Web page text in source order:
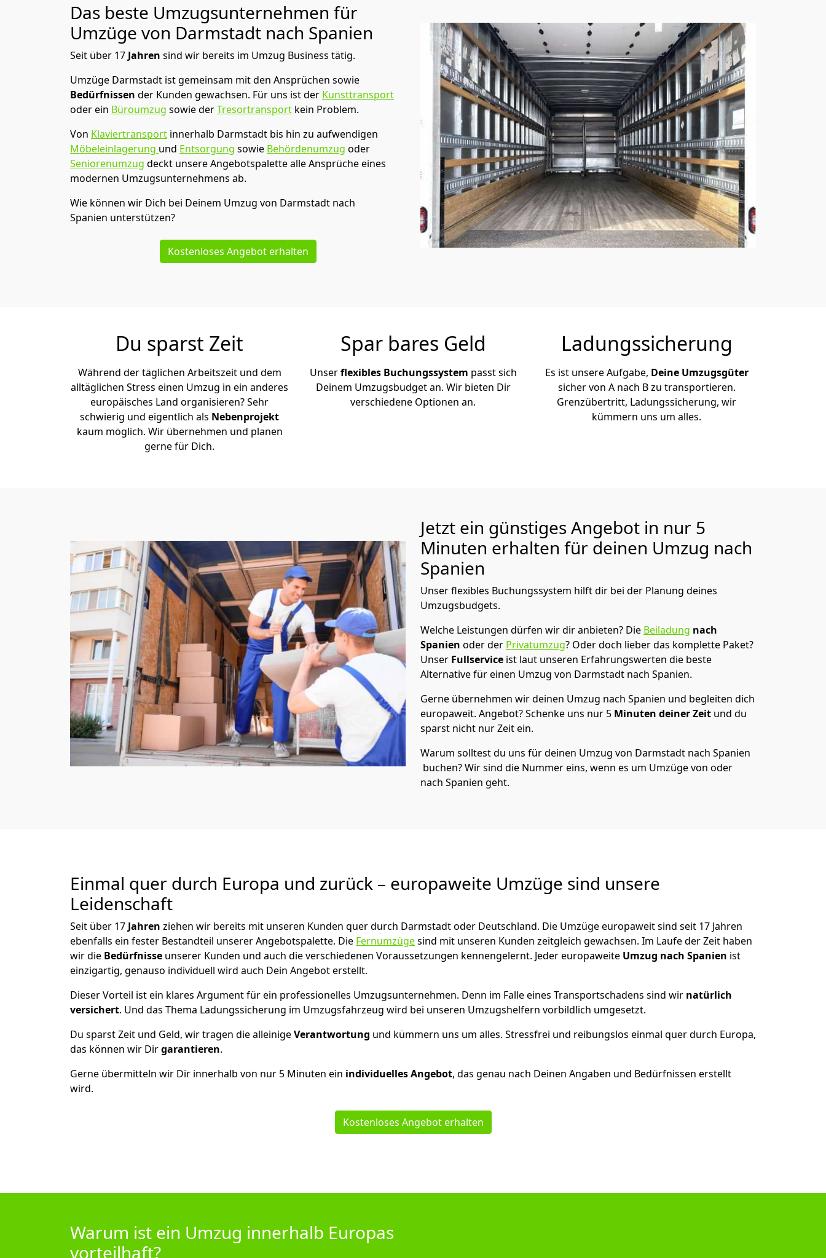
Das beste Umzugsunternehmen für
Umzüge von Darmstadt nach Spanien
Seit über 17 Jahren sind wir bereits im Umzug Business tätig.
Umzüge Darmstadt ist gemeinsam mit den Ansprüchen sowie
Bedürfnissen der Kunden gewachsen. Für uns ist der Kunsttransport
oder ein Büroumzug sowie derTresortransport kein Problem.
Von Klaviertransport innerhalb Darmstadt bis hin zu aufwendigen
Möbeleinlagerung und Entsorgung sowie Behördenumzug oder
Seniorenumzug deckt unsere Angebotspalette alle Ansprüche eines
modernen Umzugsunternehmens ab.
Wie können wir Dich bei Deinem Umzug von Darmstadt nach
Spanien unterstützen?
Kostenloses Angebot erhalten
Du sparst Zeit
Während der täglichen Arbeitszeit und dem
alltäglichen Stress einen Umzug in ein anderes
europäisches Land organisieren? Sehr
schwierig und eigentlich als Nebenprojekt
kaum möglich. Wir übernehmen und planen
gerne für Dich.
Spar bares Geld
Unserflexibles Buchungssystem passt sich
Deinem Umzugsbudget an. Wir bieten Dir
verschiedene Optionen an.
Ladungssicherung
Es ist unsere Aufgabe, Deine Umzugsgüter
sicher von A nach B zu transportieren.
Grenzübertritt, Ladungssicherung, wir
kümmern uns um alles.
Jetzt ein günstiges Angebot in nur 5
Minuten erhalten für deinen Umzug nach
Spanien
Unser flexibles Buchungssystem hilft dir bei der Planung deines
Umzugsbudgets.
Welche Leistungen dürfen wir dir anbieten? Die Beiladung nach
Spanien oder der Privatumzug? Oder doch lieber das komplette Paket?
Unser Fullservice ist laut unseren Erfahrungswerten die beste
Alternative für einen Umzug von Darmstadt nach Spanien.
Gerne übernehmen wir deinen Umzug nach Spanien und begleiten dich
europaweit. Angebot? Schenke uns nur 5 Minuten deiner Zeit und du
sparst nicht nur Zeit ein.
Warum solltest du uns für deinen Umzug von Darmstadt nach Spanien
buchen? Wir sind die Nummer eins, wenn es um Umzüge von oder
nach Spanien geht.
Einmal quer durch Europa und zurück – europaweite Umzüge sind unsere
Leidenschaft
Seit über 17 Jahren ziehen wir bereits mit unseren Kunden quer durch Darmstadtoder Deutschland. Die Umzüge europaweit sind seit 17 Jahren
ebenfalls ein fester Bestandteil unserer Angebotspalette. Die Fernumzügesind mit unseren Kunden zeitgleich gewachsen. Im Laufe der Zeit haben
wir die Bedürfnisse unserer Kunden und auch die verschiedenen Voraussetzungen kennengelernt. Jeder europaweite Umzug nach Spanien ist
einzigartig, genauso individuell wird auch Dein Angebot erstellt.
Dieser Vorteil ist ein klares Argument für ein professionelles Umzugsunternehmen. Denn im Falle eines Transportschadens sind wir natürlich
versichert. Und das Thema Ladungssicherung im Umzugsfahrzeug wird bei unseren Umzugshelfern vorbildlich umgesetzt.
Du sparst Zeit und Geld, wir tragen die alleinigeVerantwortung und kümmern uns um alles. Stressfrei und reibungslos einmal quer durch Europa,
das können wir Dirgarantieren.
Gerne übermitteln wir Dir innerhalb von nur 5 Minuten ein individuelles Angebot, das genau nach Deinen Angaben und Bedürfnissen erstellt
wird.
Kostenloses Angebot erhalten
Warum ist ein Umzug innerhalb Europas
vorteilhaft?